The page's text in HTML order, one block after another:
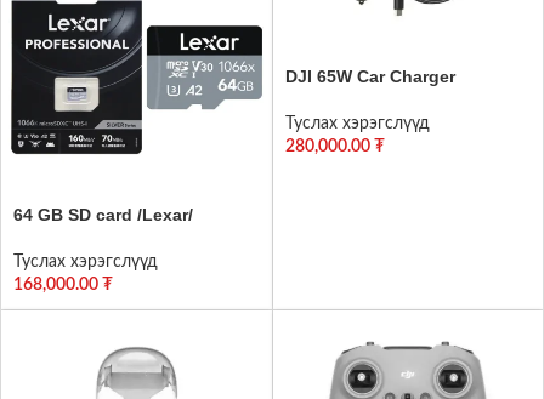
64 GB SD card /Lexar/
Туслах хэрэгслүүд
168,000.00 ₮
DJI 65W Car Charger
Туслах хэрэгслүүд
280,000.00 ₮